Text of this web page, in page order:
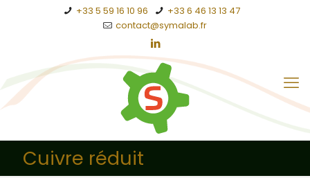
+33 5 59 16 10 96
+33 6 46 13 13 47
contact@symalab.fr
Cuivre réduit